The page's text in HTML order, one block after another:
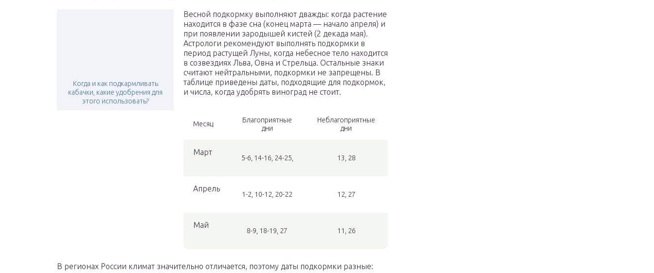
Когда и как подкармливать
кабачки, какие удобрения для
этого использовать?
Весной подкормку выполняют дважды: когда растение
находится в фазе сна (конец марта — начало апреля) и
при появлении зародышей кистей (2 декада мая).
Астрологи рекомендуют выполнять подкормки в
период растущей Луны, когда небесное тело находится
в созвездиях Льва, Овна и Стрельца. Остальные знаки
считают нейтральными, подкормки не запрещены. В
таблице приведены даты, подходящие для подкормок,
и числа, когда удобрять виноград не стоит.
Месяц
Благоприятные
дни
Неблагоприятные
дни
Март
5-6, 14-16, 24-25, 13, 28
Апрель
1-2, 10-12, 20-22 12, 27
Май
8-9, 18-19, 27 11, 26
В регионах России климат значительно отличается, поэтому даты подкормки разные: